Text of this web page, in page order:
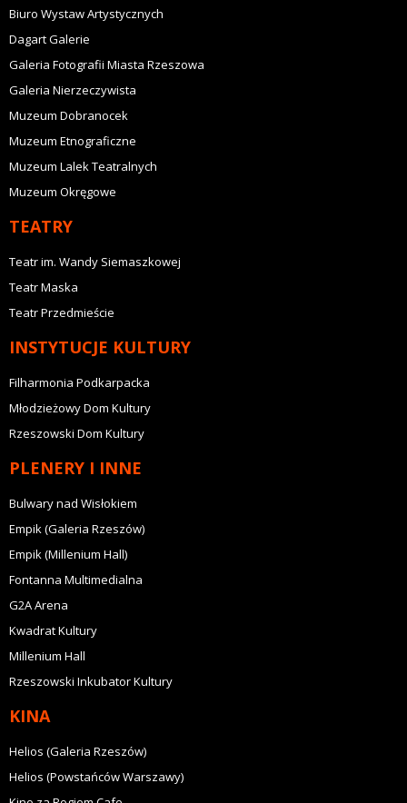
Biuro Wystaw Artystycznych
Dagart Galerie
Galeria Fotografii Miasta Rzeszowa
Galeria Nierzeczywista
Muzeum Dobranocek
Muzeum Etnograficzne
Muzeum Lalek Teatralnych
Muzeum Okręgowe
TEATRY
Teatr im. Wandy Siemaszkowej
Teatr Maska
Teatr Przedmieście
INSTYTUCJE KULTURY
Filharmonia Podkarpacka
Młodzieżowy Dom Kultury
Rzeszowski Dom Kultury
PLENERY I INNE
Bulwary nad Wisłokiem
Empik (Galeria Rzeszów)
Empik (Millenium Hall)
Fontanna Multimedialna
G2A Arena
Kwadrat Kultury
Millenium Hall
Rzeszowski Inkubator Kultury
KINA
Helios (Galeria Rzeszów)
Helios (Powstańców Warszawy)